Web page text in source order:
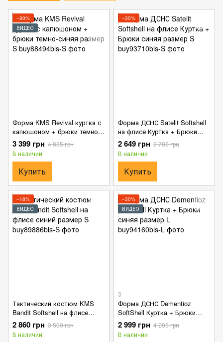
−30%
ВИДЕО
Форма KMS Revival куртка с
капюшоном + брюки темно-
синяя размер S
3 399 грн 4 855 грн
В наличии
Купить
−30%
Форма ДСНС Satelit Softshell
на флисе Куртка + Брюки
синяя размер S
2 649 грн 3 785 грн
В наличии
Купить
−18%
ВИДЕО
Тактический костюм KMS
Bandit Softshell на флисе
синий размер S
2 860 грн 3 500 грн
В наличии
−30%
ВИДЕО
3
Форма ДСНС Dementioz
SoftShell Куртка + Брюки
синяя размер L
2 999 грн 4 285 грн
В наличии